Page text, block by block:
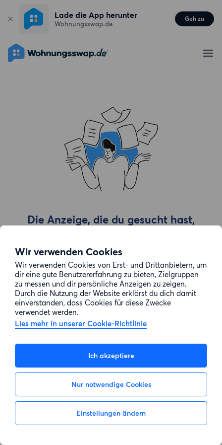
Wir verwenden Cookies
Wir verwenden Cookies von Erst- und Drittanbietern, um
dir eine gute Benutzererfahrung zu bieten, Zielgruppen
zu messen und dir persönliche Anzeigen zu zeigen.
Durch die Nutzung der Website erklärst du dich damit
einverstanden, dass Cookies für diese Zwecke
verwendet werden.
Lies mehr in unserer Cookie-Richtlinie
Ich akzeptiere
Nur notwendige Cookies
Einstellungen ändern
Lade die App herunter
Wohnungsswap.de
Geh zu
Die Anzeige, die du gesucht hast,
Zur Suche gehen